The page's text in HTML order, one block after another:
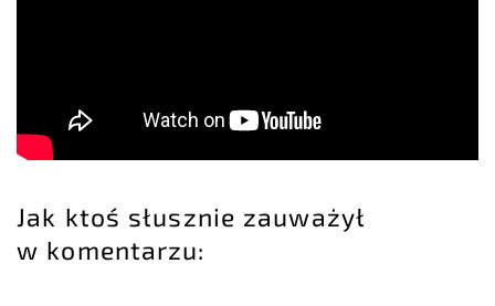
Jak ktoś słusznie zauważył
w komentarzu: